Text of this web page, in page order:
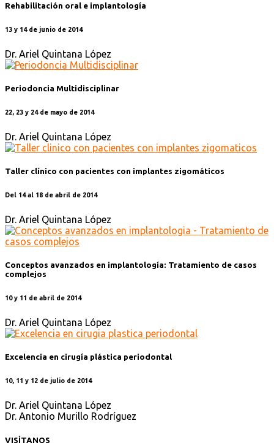
Rehabilitación oral e implantología
13 y 14 de junio de 2014
Dr. Ariel Quintana López
Periodoncia Multidisciplinar
22, 23 y 24 de mayo de 2014
Dr. Ariel Quintana López
Taller clínico con pacientes con implantes zigomáticos
Del 14 al 18 de abril de 2014
Dr. Ariel Quintana López
Conceptos avanzados en implantología: Tratamiento de casos
complejos
10 y 11 de abril de 2014
Dr. Ariel Quintana López
Excelencia en cirugía plástica periodontal
10, 11 y 12 de julio de 2014
Dr. Ariel Quintana López
Dr. Antonio Murillo Rodríguez
VISÍTANOS